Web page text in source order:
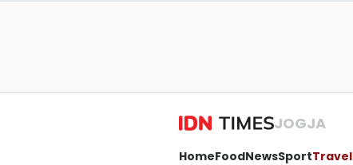
JOGJA
HomeFoodNewsSportTravel